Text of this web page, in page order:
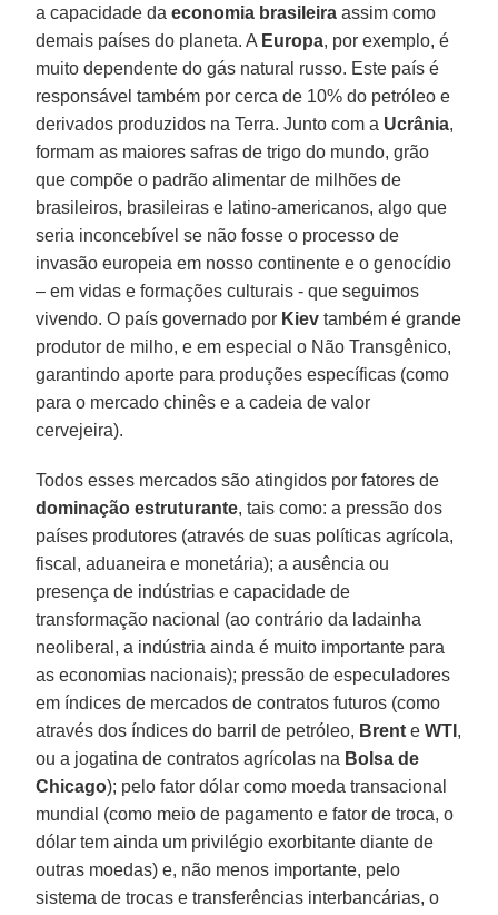
a capacidade daeconomia brasileira assim como
demais países do planeta. A Europa, por exemplo, é
muito dependente do gás natural russo. Este país é
responsável também por cerca de 10% do petróleo e
derivados produzidos na Terra. Junto com a Ucrânia,
formam as maiores safras de trigo do mundo, grão
que compõe o padrão alimentar de milhões de
brasileiros, brasileiras e latino-americanos, algo que
seria inconcebível se não fosse o processo de
invasão europeia em nosso continente e o genocídio
– em vidas e formações culturais - que seguimos
vivendo. O país governado por Kiev também é grande
produtor de milho, e em especial o Não Transgênico,
garantindo aporte para produções específicas (como
para o mercado chinês e a cadeia de valor
cervejeira).
Todos esses mercados são atingidos por fatores de
dominação estruturante, tais como: a pressão dos
países produtores (através de suas políticas agrícola,
fiscal, aduaneira e monetária); a ausência ou
presença de indústrias e capacidade de
transformação nacional (ao contrário da ladainha
neoliberal, a indústria ainda é muito importante para
as economias nacionais); pressão de especuladores
em índices de mercados de contratos futuros (como
através dos índices do barril de petróleo, Brent eWTI ,
ou a jogatina de contratos agrícolas na Bolsa de
Chicago); pelo fator dólar como moeda transacional
mundial (como meio de pagamento e fator de troca, o
dólar tem ainda um privilégio exorbitante diante de
outras moedas) e, não menos importante, pelo
sistema de trocas e transferências interbancárias, o